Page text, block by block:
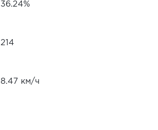
36.24%
214
8.47 км/ч